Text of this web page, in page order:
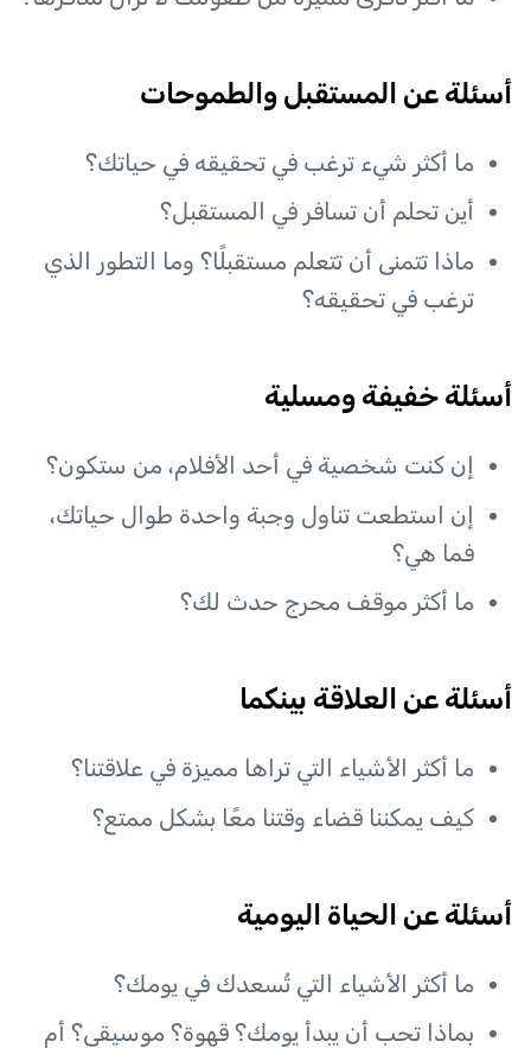
أسئلة عن المستقبل والطموحات
ما أكثر شيء ترغب في تحقيقه في حياتك؟
أين تحلم أن تسافر في المستقبل؟
ماذا تتمنى أن تتعلم مستقبلًا؟ وما التطور الذي
ترغب في تحقيقه؟
أسئلة خفيفة ومسلية
إن كنت شخصية في أحد الأفلام، من ستكون؟
إن استطعت تناول وجبة واحدة طوال حياتك،
فما هي؟
ما أكثر موقف محرج حدث لك؟
أسئلة عن العلاقة بينكما
ما أكثر الأشياء التي تراها مميزة في علاقتنا؟
كيف يمكننا قضاء وقتنا معًا بشكل ممتع؟
أسئلة عن الحياة اليومية
ما أكثر الأشياء التي تُسعدك في يومك؟
بماذا تحب أن يبدأ يومك؟ قهوة؟ موسيقى؟ أم